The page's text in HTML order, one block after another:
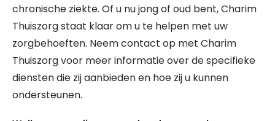
chronische ziekte. Of u nu jong of oud bent, Charim
Thuiszorg staat klaar om u te helpen met uw
zorgbehoeften. Neem contact op met Charim
Thuiszorg voor meer informatie over de specifieke
diensten die zij aanbieden en hoe zij u kunnen
ondersteunen.